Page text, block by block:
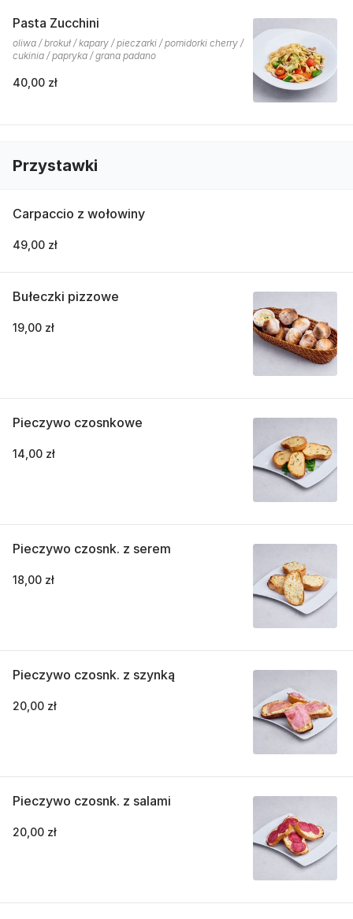
Pasta Zucchini
oliwa / brokuł / kapary / pieczarki / pomidorki cherry /
cukinia / papryka / grana padano
40,00 zł
Przystawki
Carpaccio z wołowiny
49,00 zł
Bułeczki pizzowe
19,00 zł
Pieczywo czosnkowe
14,00 zł
Pieczywo czosnk. z serem
18,00 zł
Pieczywo czosnk. z szynką
20,00 zł
Pieczywo czosnk. z salami
20,00 zł